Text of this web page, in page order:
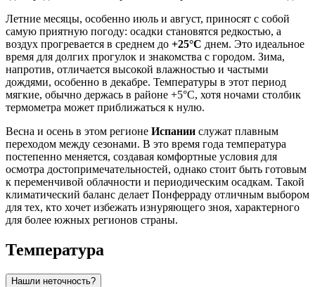
Летние месяцы, особенно июль и август, приносят с собой
самую приятную погоду: осадки становятся редкостью, а
воздух прогревается в среднем до +25°C днем. Это идеальное
время для долгих прогулок и знакомства с городом. Зима,
напротив, отличается высокой влажностью и частыми
дождями, особенно в декабре. Температуры в этот период
мягкие, обычно держась в районе +5°C, хотя ночами столбик
термометра может приближаться к нулю.
Весна и осень в этом регионе Испании служат плавным
переходом между сезонами. В это время года температура
постепенно меняется, создавая комфортные условия для
осмотра достопримечательностей, однако стоит быть готовым
к переменчивой облачности и периодическим осадкам. Такой
климатический баланс делает Понферраду отличным выбором
для тех, кто хочет избежать изнуряющего зноя, характерного
для более южных регионов страны.
Температура
Нашли неточность?